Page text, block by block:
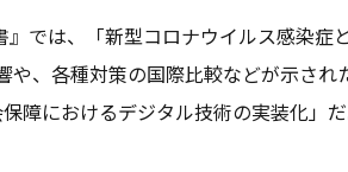
では、「新型コロナウイルス感染症
、各種対策の国際比較などが示され
障におけるデジタル技術の実装化」だ